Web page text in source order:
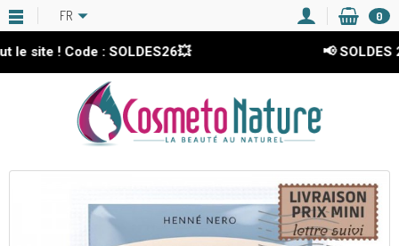
! Code : SOLDES26💥 📢 SOLDES 2026
FR 0